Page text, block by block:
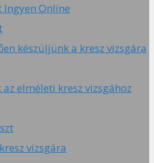
Ingyen Online
készüljünk a kresz vizsgára
elméleti kresz vizsgához
vizsgára